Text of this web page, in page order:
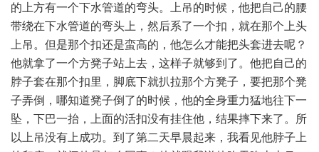
的上方有一个下水管道的弯头。上吊的时候，他把自己的腰
带绕在下水管道的弯头上，然后系了一个扣，就在那个上头
上吊。但是那个扣还是蛮高的，他怎么才能把头套进去呢？
他就拿了一个方凳子站上去，这样子就够到了。他把自己的
脖子套在那个扣里，脚底下就扒拉那个方凳子，要把那个凳
子弄倒，哪知道凳子倒了的时候，他的全身重力猛地往下一
坠，下巴一抬，上面的活扣没有挂住他，结果摔下来了。所
以上吊没有上成功。到了第二天早晨起来，我看见他脖子上